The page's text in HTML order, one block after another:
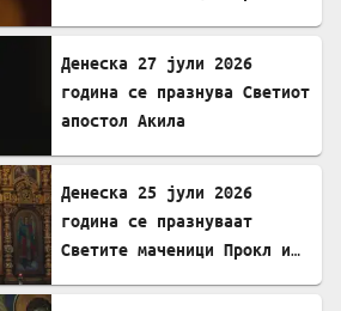
Денеска 27 јули 2026
година се празнува Светиот
апостол Акила
Денеска 25 јули 2026
година се празнуваат
Светите маченици Прокл и